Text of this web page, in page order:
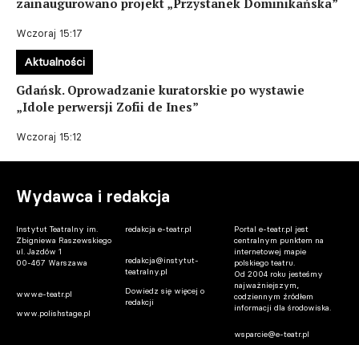
zainaugurowano projekt „Przystanek Dominikańska”
Wczoraj 15:17
Gdańsk. Oprowadzanie kuratorskie po wystawie
„Idole perwersji Zofii de Ines”
Wczoraj 15:12
Aktualności
Wydawca i redakcja
Instytut Teatralny im.
Zbigniewa Raszewskiego
ul. Jazdów 1
00-467 Warszawa
www.e-teatr.pl
www.polishstage.pl
redakcja e-teatr.pl
redakcja@instytut-
teatralny.pl
Dowiedz się więcej o
redakcji
Portal e-teatr.pl jest
centralnym punktem na
internetowej mapie
polskiego teatru.
Od 2004 roku jesteśmy
najważniejszym,
codziennym źródłem
informacji dla środowiska.
wsparcie@e-teatr.pl